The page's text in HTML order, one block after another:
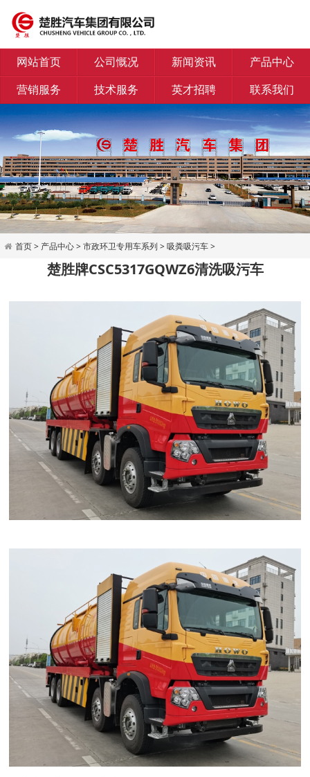
网站首页 公司慨况 新闻资讯
产品中心
营销服务
技术服务 英才招聘 联系我们
首页> 产品中心>市政环卫专用车系列>吸粪吸污车>
楚胜牌CSC5317GQWZ6清洗吸污车